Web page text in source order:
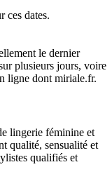
ces dates.
le dernier
plusieurs jours, voire
ligne dont miriale.fr.
lingerie féminine et
qualité, sensualité et
qualifiés et